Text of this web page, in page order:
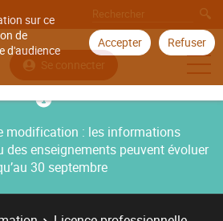
sur ce
de
d'audience
Accepter Refuser
Se connecter
modification : les informations
des enseignements peuvent évoluer
30 septembre